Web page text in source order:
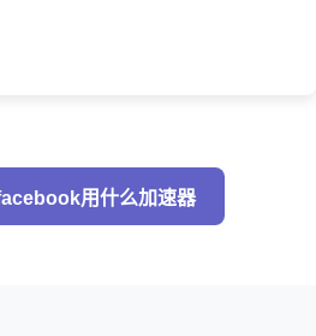
用什么加速器